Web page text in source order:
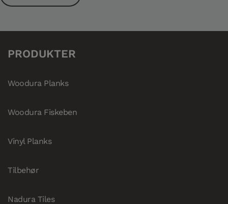
PRODUKTER
Woodura Planks
Woodura Fiskeben
Vinyl Planks
Tilbehør
Nadura Tiles